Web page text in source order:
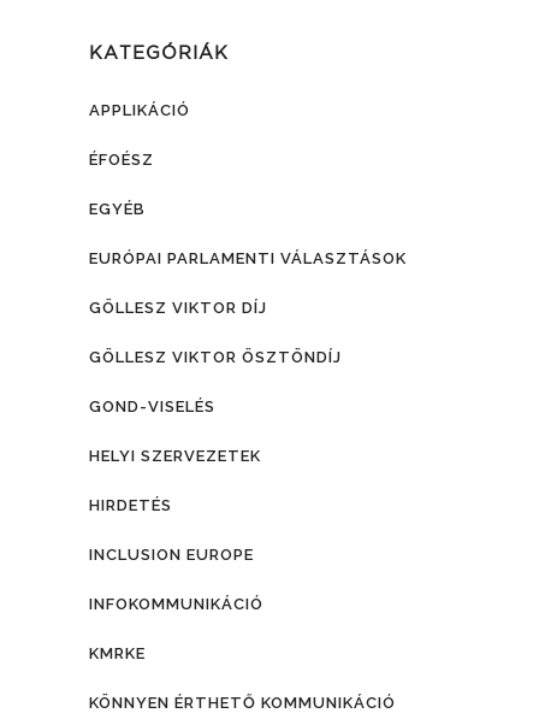
KATEGÓRIÁK
APPLIKÁCIÓ
ÉFOÉSZ
EGYÉB
EURÓPAI PARLAMENTI VÁLASZTÁSOK
GÖLLESZ VIKTOR DÍJ
GÖLLESZ VIKTOR ÖSZTÖNDÍJ
GOND-VISELÉS
HELYI SZERVEZETEK
HIRDETÉS
INCLUSION EUROPE
INFOKOMMUNIKÁCIÓ
KMRKE
KÖNNYEN ÉRTHETŐ KOMMUNIKÁCIÓ